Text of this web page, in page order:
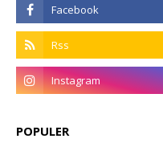
POPULER